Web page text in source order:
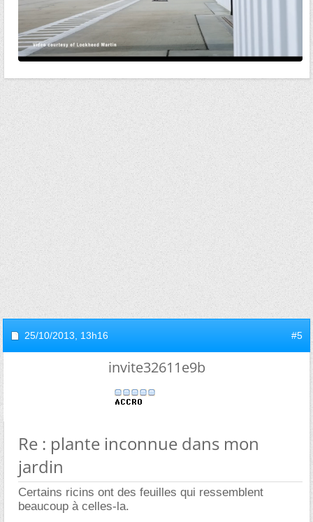
25/10/2013, 13h16 #5
invite32611e9b
Re : plante inconnue dans mon
jardin
Certains ricins ont des feuilles qui ressemblent
beaucoup à celles-la.